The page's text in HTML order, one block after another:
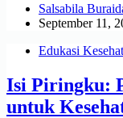
Salsabila
September 11,
Edukasi
Isi Piringku:
untuk